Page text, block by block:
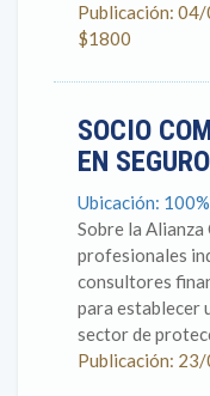
Publicación:
$1800
SOCIO
EN
Ubicación:
Sobre la Alianza
profesionales
consultores
para establecer
sector de
Publicación: